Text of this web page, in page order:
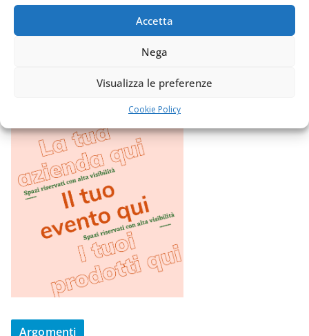
Accetta
Nega
Visualizza le preferenze
Cookie Policy
Argomenti